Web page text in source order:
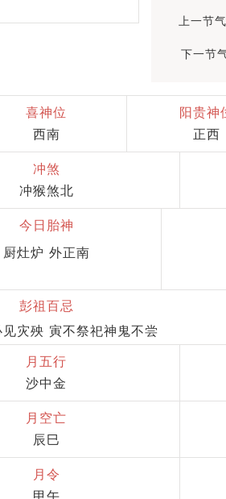
上一节
下一节
喜神位
西南
阳贵神
正西
冲煞
冲猴煞北
今日胎神
厨灶炉 外正南
彭祖百忌
丙不修灶必见灾殃 寅不祭祀神鬼不尝
月五行
沙中金
月空亡
辰巳
月令
甲午